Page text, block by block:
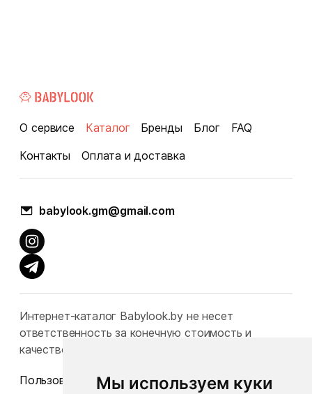
Мы используем куки
О сервисе Каталог Бренды Блог
FAQ
Контакты
Оплата и доставка
babylook.gm@gmail.com
Интернет-каталог Babylook.by не несет
ответственность за конечную стоимость и
качество товаров.
Пользовательское соглашение